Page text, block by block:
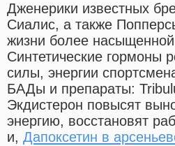
Дженерики известных
Сиалис, а также
жизни более
Синтетические гормоны
силы, энергии
БАДы и препараты:
Экдистерон повысят
энергию, восстановят
и, Дапоксетин в